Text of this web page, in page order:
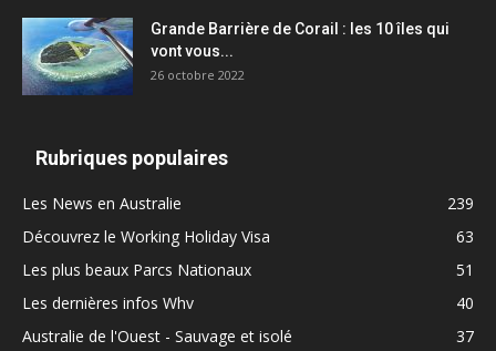
Grande Barrière de Corail : les 10 îles qui
vont vous...
26 octobre 2022
Rubriques populaires
Les News en Australie
239
Découvrez le Working Holiday Visa
63
Les plus beaux Parcs Nationaux
51
Les dernières infos Whv
40
Australie de l'Ouest - Sauvage et isolé
37